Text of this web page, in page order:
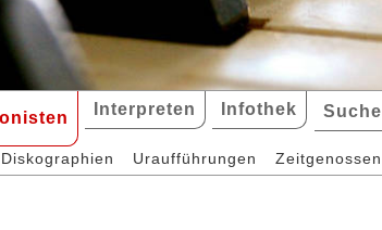
Interpreten Infothek Suche
Diskographien Uraufführungen Zeitgenossen